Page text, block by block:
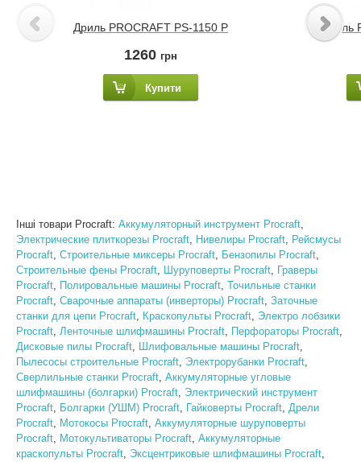
Дриль PROCRAFT PS-1150 P
1260 грн
Купити
Дрель
Інші товари Procraft: Аккумуляторный инструмент Procraft,
Электрические плиткорезы Procraft, Нивелиры Procraft, Рейсмусы
Procraft, Строительные миксеры Procraft, Бензопилы Procraft,
Строительные фены Procraft, Шуруповерты Procraft, Граверы
Procraft, Полировальные машины Procraft, Точильные станки
Procraft, Сварочные аппараты (инверторы) Procraft, Заточные
станки для цепи Procraft, Краскопульты Procraft, Электро лобзики
Procraft, Ленточные шлифмашины Procraft, Перфораторы Procraft,
Дисковые пилы Procraft, Шлифовальные машины Procraft,
Пылесосы строительные Procraft, Электрорубанки Procraft,
Сверлильные станки Procraft, Аккумуляторные угловые
шлифмашины (болгарки) Procraft, Электрический инструмент
Procraft, Болгарки (УШМ) Procraft, Гайковерты Procraft, Дрели
Procraft, Мотокосы Procraft, Аккумуляторные шуруповерты
Procraft, Мотокультиваторы Procraft, Аккумуляторные
краскопульты Procraft, Эксцентриковые шлифмашины Procraft,